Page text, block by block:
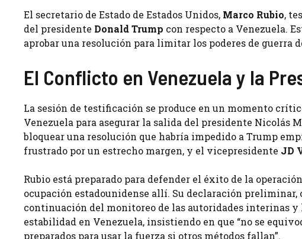
El secretario de Estado de Estados Unidos, Marco Rubio,
del presidente Donald Trump con respecto a Venezuela.
aprobar una resolución para limitar los poderes de guerra
El Conflicto en Venezuela y la
La sesión de testificación se produce en un momento
Venezuela para asegurar la salida del presidente Nicolás
bloquear una resolución que habría impedido a Trump
frustrado por un estrecho margen, y el vicepresidente JD
Rubio está preparado para defender el éxito de la
ocupación estadounidense allí. Su declaración
continuación del monitoreo de las autoridades interinas y
estabilidad en Venezuela, insistiendo en que “no se
preparados para usar la fuerza si otros métodos fallan”.